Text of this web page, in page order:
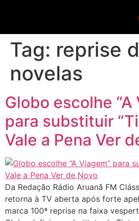
Tag: reprise
novelas
Globo escolhe “A
para substituir
Vale a Pena Ver
Da Redação Rádio Aruanã FM
retorna à TV aberta após forte
marca 100ª reprise na faixa